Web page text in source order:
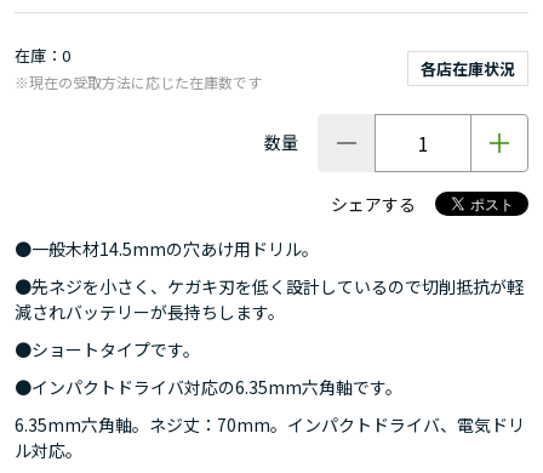
在庫 0
各店在庫状況
※現在の受取方法に応じた在庫数です
数量
シェアする
●一般木材14.5mmの穴あけ用ドリル。
●先ネジを小さく、ケガキ刃を低く設計しているので切削抵抗が軽
減されバッテリーが長持ちします。
●ショートタイプです。
●インパクトドライバ対応の6.35mm六角軸です。
6.35mm六角軸。ネジ丈：70mm。インパクトドライバ、電気ドリ
ル対応。